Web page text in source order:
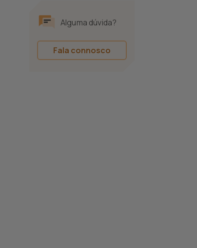
Alguma dúvida?
Fala connosco